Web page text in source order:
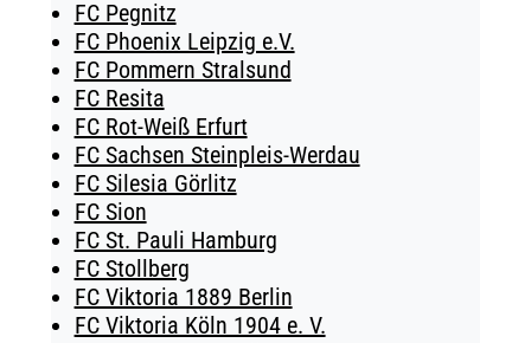
FC Pegnitz
FC Phoenix Leipzig e.V.
FC Pommern Stralsund
FC Resita
FC Rot-Weiß Erfurt
FC Sachsen Steinpleis-Werdau
FC Silesia Görlitz
FC Sion
FC St. Pauli Hamburg
FC Stollberg
FC Viktoria 1889 Berlin
FC Viktoria Köln 1904 e. V.